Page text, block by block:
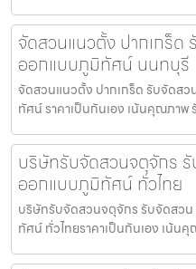
จัดสวนแนวตั้ง ปากเกร็ด
ออกแบบภูมิทัศน์ นนทบุรี
จัดสวนแนวตั้ง ปากเกร็ด รับจัดส
ทัศน์ ราคาเป็นกันเอง เน้นคุณภา
บริษัทรับจัดสวนจตุจักร
ออกแบบภูมิทัศน์ ทั่วไทย
บริษัทรับจัดสวนจตุจักร รับจัดสว
ทัศน์ ทั่วไทยราคาเป็นกันเอง เน้น